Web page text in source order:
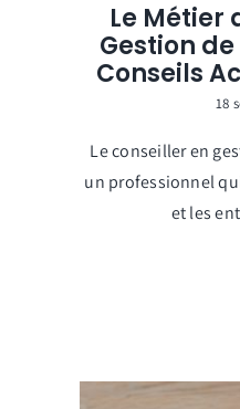
Le Métier
Gestion
Conseils
18
Le conseiller en
un professionnel
et les